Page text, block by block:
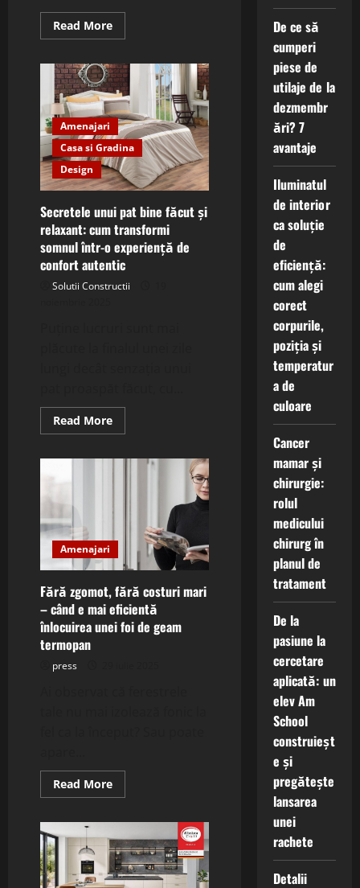
Read MoreRead
more
treptelor
din
lemn
masiv
față
de
alte
materiale
Amenajari
Casa si Gradina
Design
Secretele unui pat bine făcut și
relaxant: cum transformi
somnul într-o experiență de
confort autentic
Solutii Constructii
Read MoreRead
more
și
transformi
somnul
într-
experiență
de
confort
autentic
Amenajari
Fără zgomot, fără costuri mari
– când e mai eficientă
înlocuirea unei foi de geam
termopan
press
Read MoreRead
more
fără
costuri
mari
–
când
De ce să
cumperi
piese de
utilaje de la
dezmembr
ări? 7
avantaje
Iluminatul
de interior
ca soluție
de
eficiență:
cum alegi
corect
corpurile,
poziția și
temperatur
a de
culoare
Cancer
mamar și
chirurgie:
rolul
medicului
chirurg în
planul de
tratament
De la
pasiune la
cercetare
aplicată: un
elev Am
School
construieșt
e și
pregătește
lansarea
unei
rachete
Detalii